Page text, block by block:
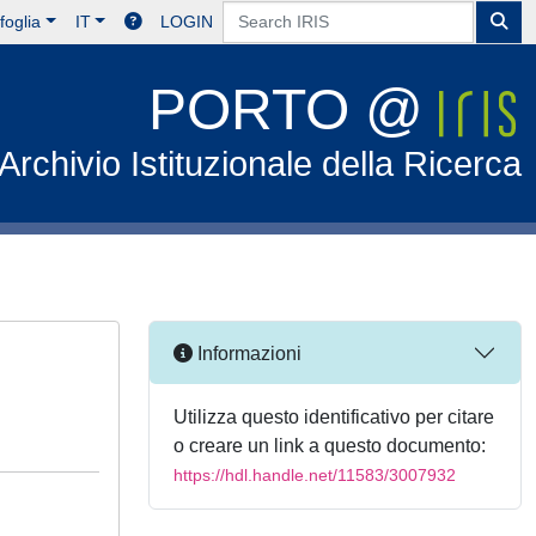
IT LOGIN
PORTO @
Istituzionale della Ricerca
Informazioni
Utilizza questo identificativo per citare
o creare un link a questo documento:
https://hdl.handle.net/11583/3007932